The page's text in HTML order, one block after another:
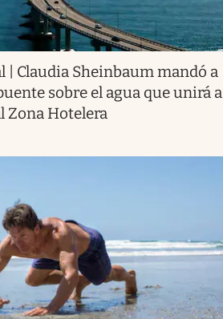
| Claudia Sheinbaum mandó a
sobre el agua que unirá a
Zona Hotelera